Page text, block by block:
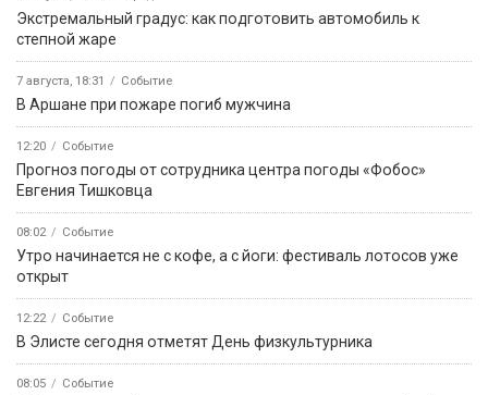
Экстремальный градус: как подготовить автомобиль к
степной жаре
7 августа, 18:31 Событие
В Аршане при пожаре погиб мужчина
12:20 Событие
Прогноз погоды от сотрудника центра погоды «Фобос»
Евгения Тишковца
08:02 Событие
Утро начинается не с кофе, а с йоги: фестиваль лотосов уже
открыт
12:22 Событие
В Элисте сегодня отметят День физкультурника
08:05 Событие